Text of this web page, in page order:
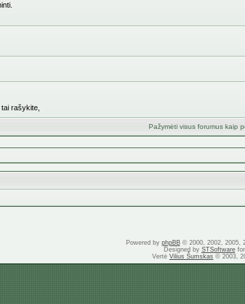
rašykite,
Pažymėti visus forumus kaip
Powered by phpBB© 2000, 2002, 2005,
Designed by STSoftwarefor
Vertė Vilius Šumskas © 2003,